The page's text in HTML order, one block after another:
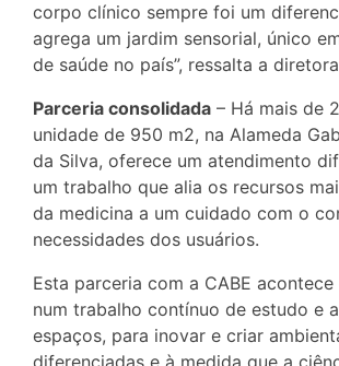
corpo clínico sempre foi um
agrega um jardim sensorial, único
de saúde no país”, ressalta a
Parceria consolidada – Há mais de
unidade de 950 m2, na Alameda
da Silva, oferece um atendimento
um trabalho que alia os recursos
da medicina a um cuidado com o
necessidades dos usuários.
Esta parceria com a CABE acontece
num trabalho contínuo de estudo e
espaços, para inovar e criar